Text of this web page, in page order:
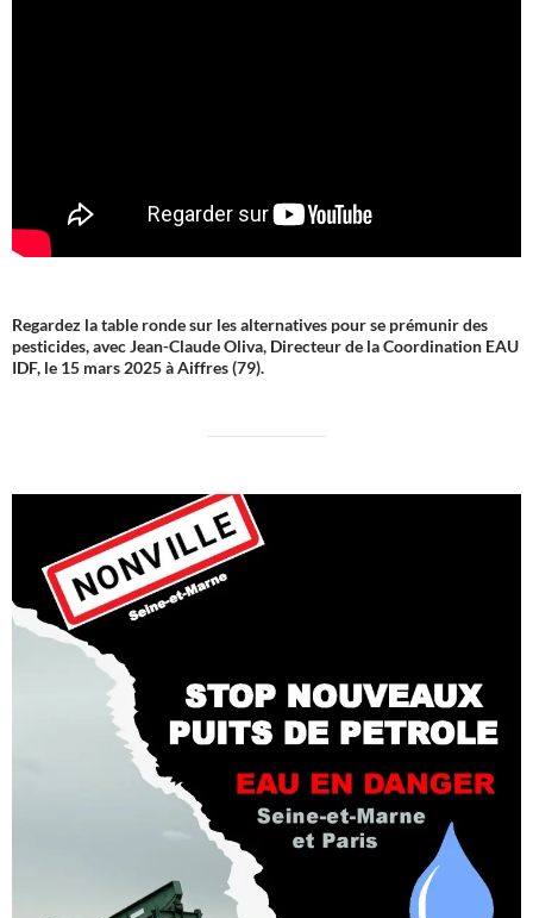
Regardez la table ronde sur les alternatives pour se prémunir des
pesticides, avec Jean-Claude Oliva, Directeur de la Coordination EAU
IDF, le 15 mars 2025 à Aiffres (79).